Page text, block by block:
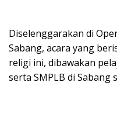
Diselenggarakan di
Sabang, acara yang
religi ini, dibawakan
serta SMPLB di Sabang